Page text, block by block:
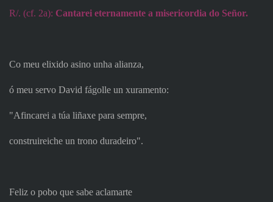
R/. (cf. 2a): Cantarei eternamente a misericordia do Señor.
Co meu elixido asino unha alianza,
ó meu servo David fágolle un xuramento:
"Afincarei a túa liñaxe para sempre,
construireiche un trono duradeiro".
Feliz o pobo que sabe aclamarte